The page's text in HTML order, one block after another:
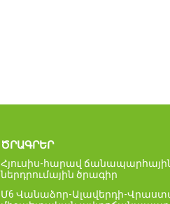
ԾՐԱԳՐԵՐ
Հյուսիս-հարավ
ներդրումային ծրագիր
Մ6 Վանաձոր-Ալավերդի-